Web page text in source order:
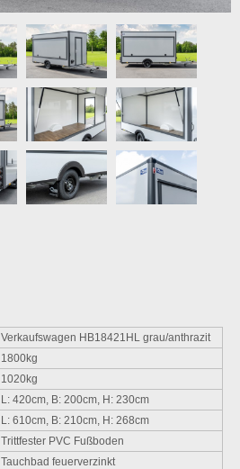
Verkaufswagen HB18421HL grau/anthrazit
1800kg
1020kg
L: 420cm, B: 200cm, H: 230cm
L: 610cm, B: 210cm, H: 268cm
Trittfester PVC Fußboden
Tauchbad feuerverzinkt